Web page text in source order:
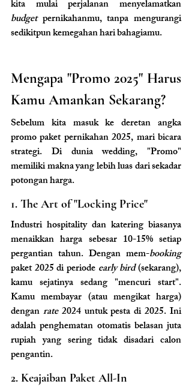
budget pernikahanmu, tanpa mengurangi
sedikitpun kemegahan hari bahagiamu.
Mengapa "Promo 2025" Harus
Kamu Amankan Sekarang?
Sebelum kita masuk ke deretan angka
promo paket pernikahan 2025, mari bicara
strategi. Di dunia wedding, "Promo"
memiliki makna yang lebih luas dari sekadar
potongan harga.
1. The Art of "Locking Price"
Industri hospitality dan katering biasanya
menaikkan harga sebesar 10-15% setiap
pergantian tahun. Dengan mem-
booking
paket 2025 di periode early bird (sekarang),
kamu sejatinya sedang "mencuri start".
Kamu membayar (atau mengikat harga)
dengan rate 2024 untuk pesta di 2025. Ini
adalah penghematan otomatis belasan juta
rupiah yang sering tidak disadari calon
pengantin.
2. Keajaiban Paket All-In